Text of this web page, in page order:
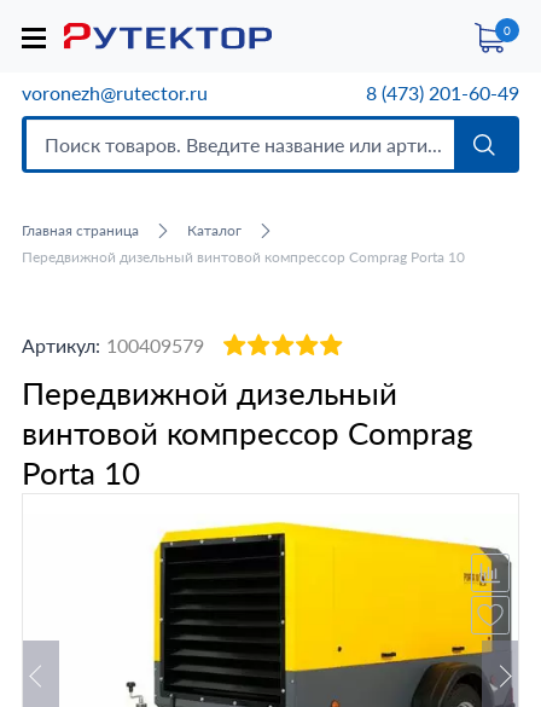
0
voronezh@rutector.ru 8 (473) 201-60-49
Главная страница
Каталог
Передвижной дизельный винтовой компрессор Comprag Porta 10
Артикул: 100409579
Передвижной дизельный
винтовой компрессор Comprag
Porta 10